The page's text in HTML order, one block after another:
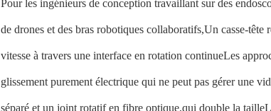
Pour les ingénieurs de conception travaillant sur des
de drones et des bras robotiques collaboratifs,Un casse-
vitesse à travers une interface en rotation continueLes
glissement purement électrique qui ne peut pas gérer une
séparé et un joint rotatif en fibre optique,qui double la